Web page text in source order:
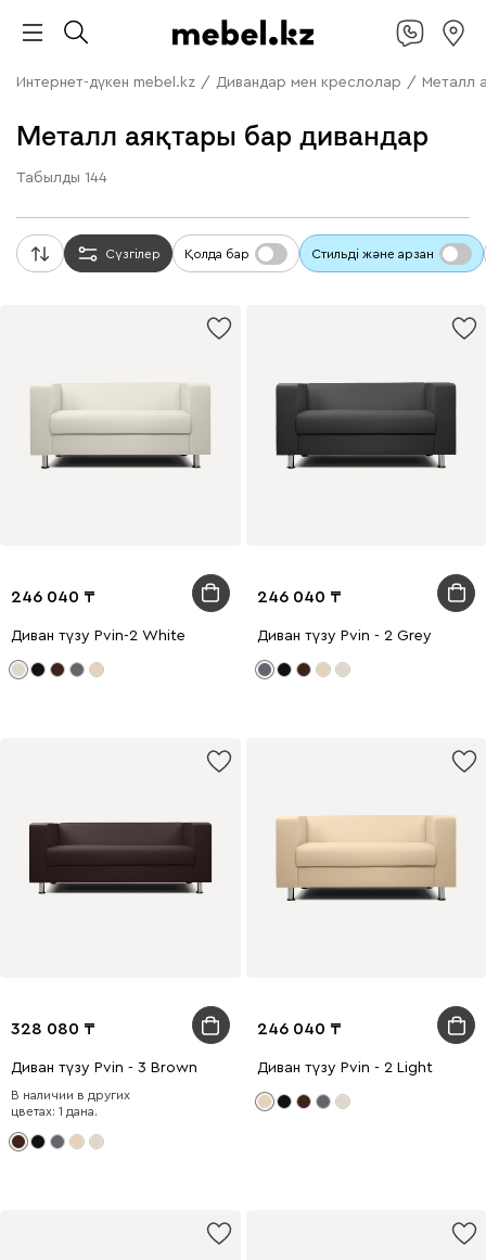
Интернет-дүкен mebel.kz / Дивандар мен креслолар / Металл
Металл аяқтары бар дивандар
Табылды 144
Сүзгілер Қолда бар Стильді және арзан
246 040
Диван түзу Рvin-2 White
246 040
Диван түзу Рvin - 2 Grey
328 080
Диван түзу Рvin - 3 Brown
В наличии в других
цветах: 1 дана.
246 040
Диван түзу Рvin - 2 Light